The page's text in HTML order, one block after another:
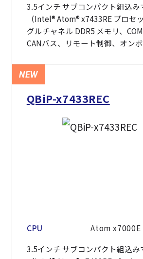
3.5インチ サブコンパクト組込み
（Intel® Atom® x7433RE プロセ
グルチャネル DDR5 メモリ、
CANバス、リモート制御、オンボ
NEW
QBiP-x7433REC
CPU
Atom x7000E
3.5インチ サブコンパクト組込み